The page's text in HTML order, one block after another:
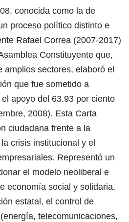
conocida como la de
proceso político distinto e
Rafael Correa (2007-2017)
Constituyente que,
amplios sectores, elaboró el
que fue sometido a
apoyo del 63.93 por ciento
2008). Esta Carta
ciudadana frente a la
crisis institucional y el
Representó un
el modelo neoliberal e
economía social y solidaria,
estatal, el control de
telecomunicaciones,